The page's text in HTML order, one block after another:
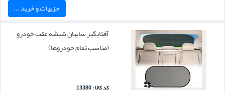
جزییات و خرید ...
آفتابگیر سایبان شیشه عقب خودرو
(مناسب تمام خودروها)
کد کالا : 13380